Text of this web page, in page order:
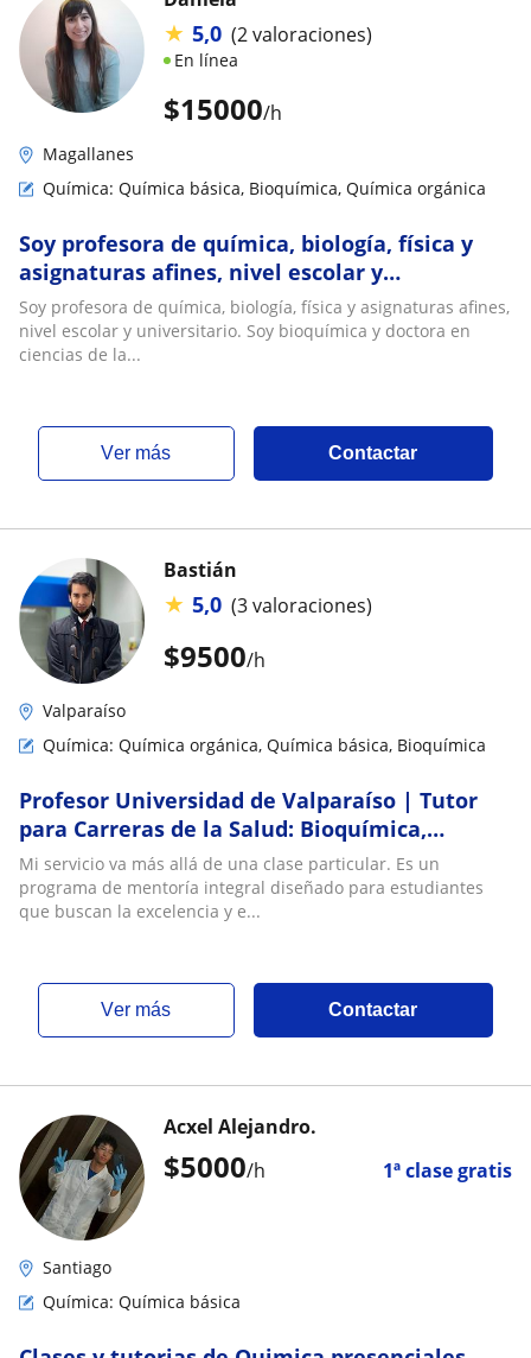
$15000/h
★ 5,0 (2 valoraciones)
En línea
Magallanes
Química: Química básica, Bioquímica, Química orgánica
Soy profesora de química, biología, física y
asignaturas afines, nivel escolar y
universitario. Soy bioquímica y doctora en cs
Soy profesora de química, biología, física y asignaturas afines,
nivel escolar y universitario. Soy bioquímica y doctora en
ciencias de la...
ver más Contactar
$9500/h
Bastián
★ 5,0 (3 valoraciones)
Valparaíso
Química: Química orgánica, Química básica, Bioquímica
Profesor Universidad de Valparaíso | Tutor
para Carreras de la Salud: Bioquímica,
Química Orgánica, Farmacología, Fisiología,
Fisiopatología | Vasta experiencia en TEA y
TDA/H
Mi servicio va más allá de una clase particular. Es un
programa de mentoría integral diseñado para estudiantes
que buscan la excelencia y e...
ver más Contactar
$5000/h 1ª clase gratis
Acxel Alejandro.
Santiago
Química: Química básica